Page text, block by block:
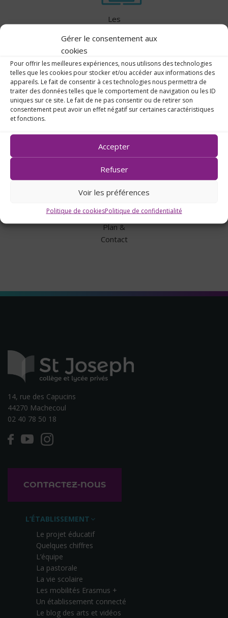
Gérer le consentement aux
cookies
Pour offrir les meilleures expériences, nous utilisons des technologies
telles que les cookies pour stocker et/ou accéder aux informations des
appareils. Le fait de consentir à ces technologies nous permettra de
traiter des données telles que le comportement de navigation ou les ID
uniques sur ce site. Le fait de ne pas consentir ou de retirer son
consentement peut avoir un effet négatif sur certaines caractéristiques
et fonctions.
Accepter
Refuser
Voir les préférences
Politique de cookiesPolitique de confidentialité
Les
scolaires
Plan &
Contact
14, rue des Capucins
44270 Machecoul
02 40 78 50 18
CONTACTEZ-NOUS
L’ÉTABLISSEMENT
Le projet éducatif
Quelques chiffres
L’équipe
La pastorale
La vie scolaire
Les mobilités Erasmus +
Un établissement connecté
Le blog des arts et vidéos